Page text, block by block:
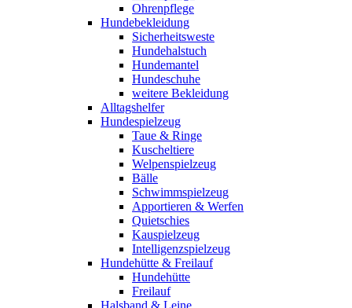
Ohrenpflege
Hundebekleidung
Sicherheitsweste
Hundehalstuch
Hundemantel
Hundeschuhe
weitere Bekleidung
Alltagshelfer
Hundespielzeug
Taue & Ringe
Kuscheltiere
Welpenspielzeug
Bälle
Schwimmspielzeug
Apportieren & Werfen
Quietschies
Kauspielzeug
Intelligenzspielzeug
Hundehütte & Freilauf
Hundehütte
Freilauf
Halsband & Leine